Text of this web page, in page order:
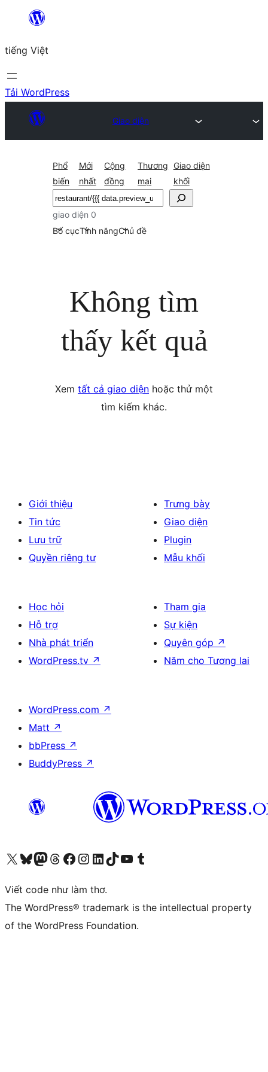
Chuyển
phần
nội
dung
tiếng Việt
Tải WordPress
Giao diện
Phổ
biến
Mới
nhất
Cộng
đồng
Thương
mại
Giao diện
khối
Tìm
kiếm
giao diện 0
Bố cụcTính năngChủ đề
Không tìm
thấy kết quả
Xem tất cả giao diện hoặc thử một
tìm kiếm khác.
Giới thiệu
Tin tức
Lưu trữ
Quyền riêng tư
Trưng bày
Giao diện
Plugin
Mẫu khối
Học hỏi
Hỗ trợ
Nhà phát triển
WordPress.tv ↗
Tham gia
Sự kiện
Quyên góp ↗
Năm cho Tương lai
WordPress.com ↗
Matt ↗
bbPress ↗
BuddyPress ↗
Truy cập tài khoản X (trước đây là Twitter) của chúng tôiVisit our Bluesky account
Visit our Mastodon account
Visit our Threads account
Xem trang Facebook của chúng tôiTruy cập tài khoản Instagram của chúng tôiTruy cập tài khoản LinkedIn của chúng tôiVisit our TikTok account
Truy cập kênh YouTube của chúng tôi Visit our Tumblr account
Viết code như làm thơ.
The WordPress® trademark is the intellectual property
of the WordPress Foundation.